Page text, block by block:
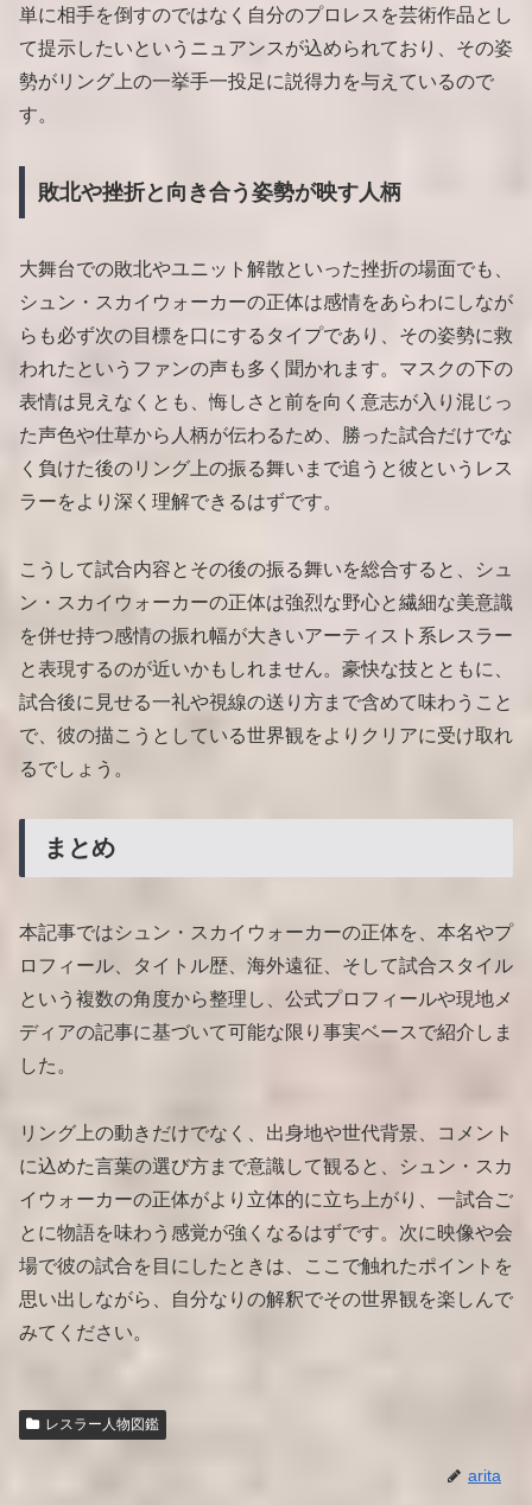
単に相手を倒すのではなく自分のプロレスを芸術作品とし
て提示したいというニュアンスが込められており、その姿
勢がリング上の一挙手一投足に説得力を与えているので
す。
敗北や挫折と向き合う姿勢が映す人柄
大舞台での敗北やユニット解散といった挫折の場面でも、
シュン・スカイウォーカーの正体は感情をあらわにしなが
らも必ず次の目標を口にするタイプであり、その姿勢に救
われたというファンの声も多く聞かれます。マスクの下の
表情は見えなくとも、悔しさと前を向く意志が入り混じっ
た声色や仕草から人柄が伝わるため、勝った試合だけでな
く負けた後のリング上の振る舞いまで追うと彼というレス
ラーをより深く理解できるはずです。
こうして試合内容とその後の振る舞いを総合すると、シュ
ン・スカイウォーカーの正体は強烈な野心と繊細な美意識
を併せ持つ感情の振れ幅が大きいアーティスト系レスラー
と表現するのが近いかもしれません。豪快な技とともに、
試合後に見せる一礼や視線の送り方まで含めて味わうこと
で、彼の描こうとしている世界観をよりクリアに受け取れ
るでしょう。
まとめ
本記事ではシュン・スカイウォーカーの正体を、本名やプ
ロフィール、タイトル歴、海外遠征、そして試合スタイル
という複数の角度から整理し、公式プロフィールや現地メ
ディアの記事に基づいて可能な限り事実ベースで紹介しま
した。
リング上の動きだけでなく、出身地や世代背景、コメント
に込めた言葉の選び方まで意識して観ると、シュン・スカ
イウォーカーの正体がより立体的に立ち上がり、一試合ご
とに物語を味わう感覚が強くなるはずです。次に映像や会
場で彼の試合を目にしたときは、ここで触れたポイントを
思い出しながら、自分なりの解釈でその世界観を楽しんで
みてください。
レスラー人物図鑑
arita